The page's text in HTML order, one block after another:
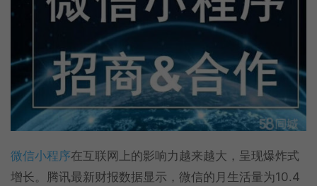
微信小程序在互联网上的影响力越来越大，呈现爆炸式
增长。腾讯最新财报数据显示，微信的月生活量为10.4